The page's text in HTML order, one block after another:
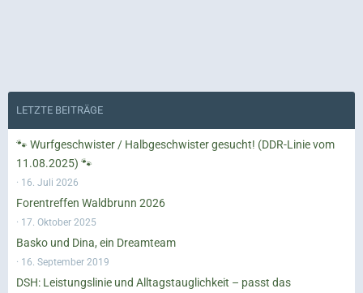
LETZTE BEITRÄGE
🐾 Wurfgeschwister / Halbgeschwister gesucht! (DDR-Linie vom
11.08.2025) 🐾
16. Juli 2026
Forentreffen Waldbrunn 2026
17. Oktober 2025
Basko und Dina, ein Dreamteam
16. September 2019
DSH: Leistungslinie und Alltagstauglichkeit – passt das